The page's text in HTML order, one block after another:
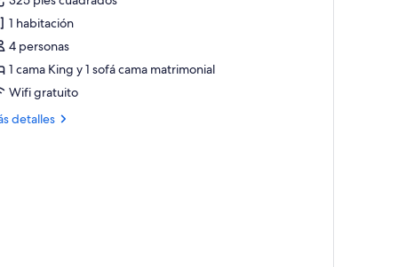
1 habitación
4 personas
1 cama King y 1 sofá cama matrimonial
Wifi gratuito
detalles